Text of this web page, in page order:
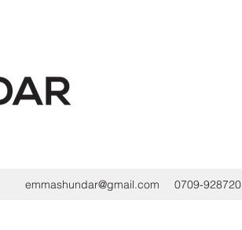
emmashundar@gmail.com 0709-928720